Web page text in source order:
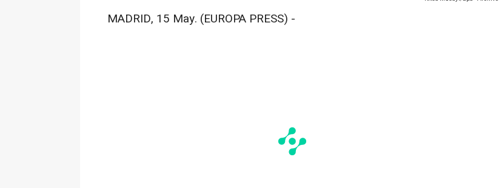
MADRID, 15 May. (EUROPA PRESS) -